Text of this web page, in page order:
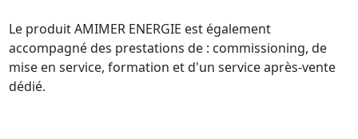
Le produit AMIMER ENERGIE est également
accompagné des prestations de : commissioning, de
mise en service, formation et d'un service après-vente